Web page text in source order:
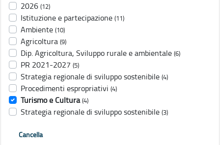
2026 (12)
Istituzione e partecipazione (11)
Ambiente (10)
Agricoltura (9)
Dip. Agricoltura, Sviluppo rurale e ambientale (6)
PR 2021-2027 (5)
Strategia regionale di sviluppo sostenibile (4)
Procedimenti espropriativi (4)
Turismo e Cultura (4)
Strategia regionale di sviluppo sostenibile (3)
Cancella